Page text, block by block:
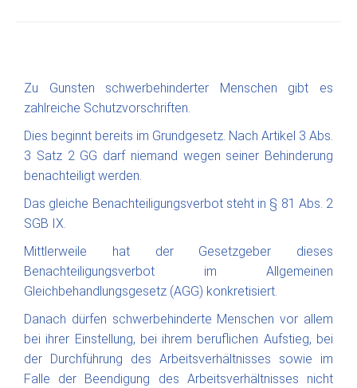
Zu Gunsten schwerbehinderter Menschen gibt es
zahlreiche Schutzvorschriften.
Dies beginnt bereits im Grundgesetz. Nach Artikel 3 Abs.
3 Satz 2 GG darf niemand wegen seiner Behinderung
benachteiligt werden.
Das gleiche Benachteiligungsverbot steht in § 81 Abs. 2
SGB IX.
Mittlerweile hat der Gesetzgeber dieses
Benachteiligungsverbot im Allgemeinen
Gleichbehandlungsgesetz (AGG) konkretisiert.
Danach dürfen schwerbehinderte Menschen vor allem
bei ihrer Einstellung, bei ihrem beruflichen Aufstieg, bei
der Durchführung des Arbeitsverhältnisses sowie im
Falle der Beendigung des Arbeitsverhältnisses nicht